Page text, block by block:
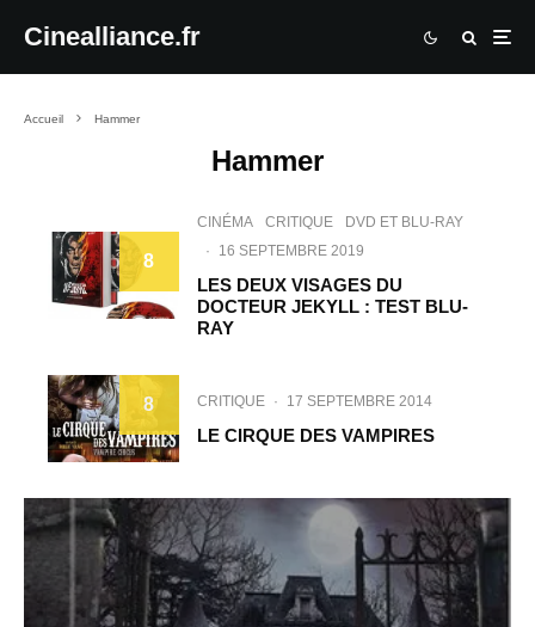
Cinealliance.fr
Accueil Hammer
Hammer
8
CINÉMA CRITIQUE
DVD ET BLU-RAY
·
16 SEPTEMBRE 2019
LES DEUX VISAGES DU
DOCTEUR JEKYLL : TEST BLU-
RAY
8 CRITIQUE · 17 SEPTEMBRE 2014
LE CIRQUE DES VAMPIRES